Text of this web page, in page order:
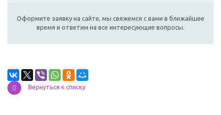
Оформите заявку на сайте, мы свяжемся с вами в ближайшее
время и ответим на все интересующие вопросы.
Вернуться к списку